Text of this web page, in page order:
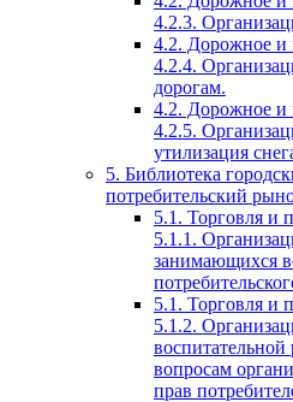
4.2.3.
4.2. Дорожное и
4.2.4.
дорогам.
4.2. Дорожное и
4.2.5.
утилизация
5. Библиотека
потребительский
5.1. Торговля и
5.1.1.
занимающихся
5.1. Торговля и
5.1.2.
вопросам
прав